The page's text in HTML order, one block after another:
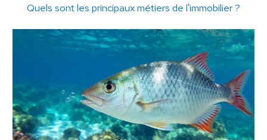
Quels sont les principaux métiers de l'immobilier ?